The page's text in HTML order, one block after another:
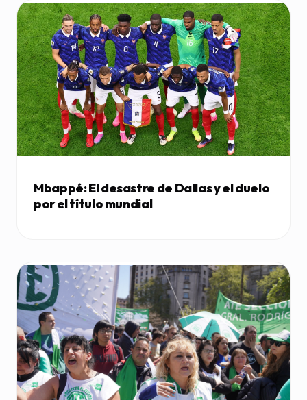
Mbappé: El desastre de Dallas y el duelo
por el título mundial